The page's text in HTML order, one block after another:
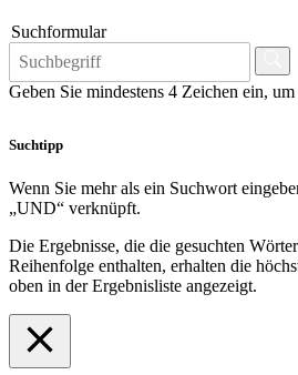
Suchformular
Geben Sie mindestens 4 Zeichen ein,
Suchtipp
Wenn Sie mehr als ein Suchwort
„UND“ verknüpft.
Die Ergebnisse, die die gesuchten
Reihenfolge enthalten, erhalten die
oben in der Ergebnisliste angezeigt.